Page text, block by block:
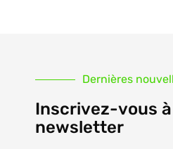
Dernières
Inscrivez-vous
newsletter